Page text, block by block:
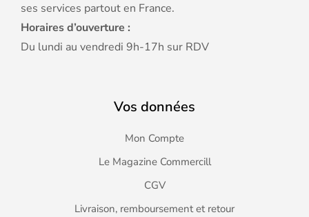
ses services partout en France.
Horaires d’ouverture :
Du lundi au vendredi 9h-17h sur RDV
Vos données
Mon Compte
Le Magazine Commercill
CGV
Livraison, remboursement et retour